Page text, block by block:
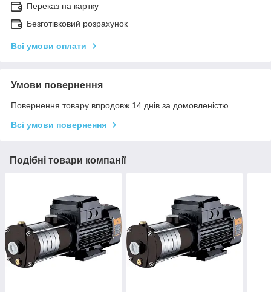
Переказ на картку
Безготівковий розрахунок
Всі умови оплати
Умови повернення
Повернення товару впродовж 14 днів за домовленістю
Всі умови повернення
Подібні товари компанії